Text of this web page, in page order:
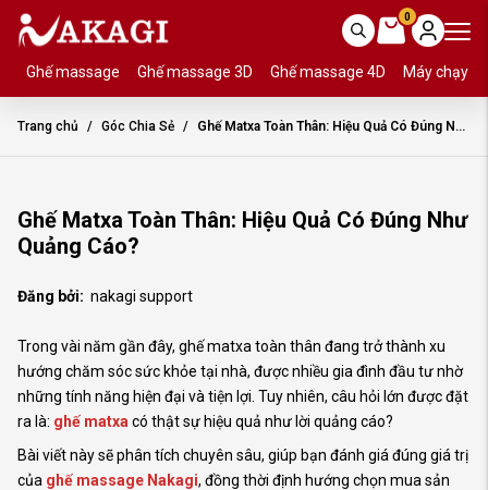
Ghế massage Ghế massage 3D Ghế massage 4D Máy chạy bộ
0
Trang chủ Góc Chia Sẻ Ghế Matxa Toàn Thân: Hiệu Quả Có Đúng Như Quảng Cáo?
Ghế Matxa Toàn Thân: Hiệu Quả Có Đúng Như
Quảng Cáo?
Đăng bởi: nakagi support
Trong vài năm gần đây, ghế matxa toàn thân đang trở thành xu
hướng chăm sóc sức khỏe tại nhà, được nhiều gia đình đầu tư nhờ
những tính năng hiện đại và tiện lợi. Tuy nhiên, câu hỏi lớn được đặt
ra là: ghế matxa có thật sự hiệu quả như lời quảng cáo?
Bài viết này sẽ phân tích chuyên sâu, giúp bạn đánh giá đúng giá trị
của ghế massage Nakagi, đồng thời định hướng chọn mua sản